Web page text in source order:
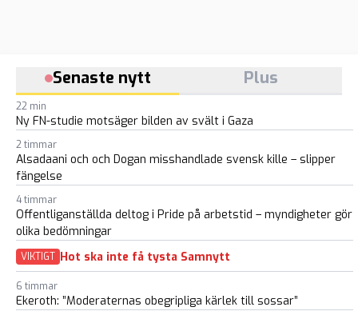
Senaste nytt Plus
22 min
Ny FN-studie motsäger bilden av svält i Gaza
2 timmar
Alsadaani och och Dogan misshandlade svensk kille – slipper
fängelse
4 timmar
Offentliganställda deltog i Pride på arbetstid – myndigheter gör
olika bedömningar
VIKTIGT Hot ska inte få tysta Samnytt
6 timmar
Ekeroth: ”Moderaternas obegripliga kärlek till sossar”